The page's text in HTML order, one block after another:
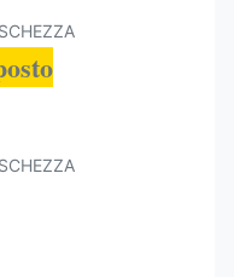
R290